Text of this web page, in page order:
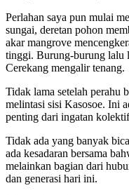
Perlahan saya pun mulai
sungai, deretan pohon
akar mangrove
tinggi. Burung-burung lalu
Cerekang mengalir tenang.
Tidak lama setelah perahu
melintasi sisi Kasosoe. Ini
penting dari ingatan
Tidak ada yang banyak
ada kesadaran bersama
melainkan bagian dari
dan generasi hari ini.